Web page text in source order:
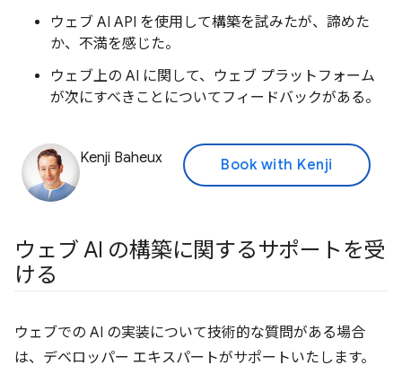
ウェブ AI API を使用して構築を試みたが、諦めた
か、不満を感じた。
ウェブ上の AI に関して、ウェブ プラットフォーム
が次にすべきことについてフィードバックがある。
Kenji Baheux Book with Kenji
ウェブ AI の構築に関するサポートを受
ける
ウェブでの AI の実装について技術的な質問がある場合
は、デベロッパー エキスパートがサポートいたします。